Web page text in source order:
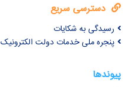
دسترسی سریع
رسیدگی به شکایات
پنجره ملی خدمات دولت الکترونیک
پیوندها